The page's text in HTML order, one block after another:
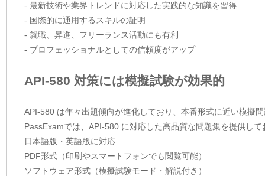
- 最新技術や業界トレンドに対応した実践的な知識を習得
- 国際的に通用するスキルの証明
- 就職、昇進、フリーランス活動にも有利
- プロフェッショナルとしての信頼度がアップ
API-580 対策には模擬試験が効果的
API-580 は年々出題傾向が進化しており、本番形式に近い模擬
PassExamでは、API-580 に対応した高品質な問題集を提供し
日本語版・英語版に対応
PDF形式（印刷やスマートフォンでも閲覧可能）
ソフトウェア形式（模擬試験モード・解説付き）